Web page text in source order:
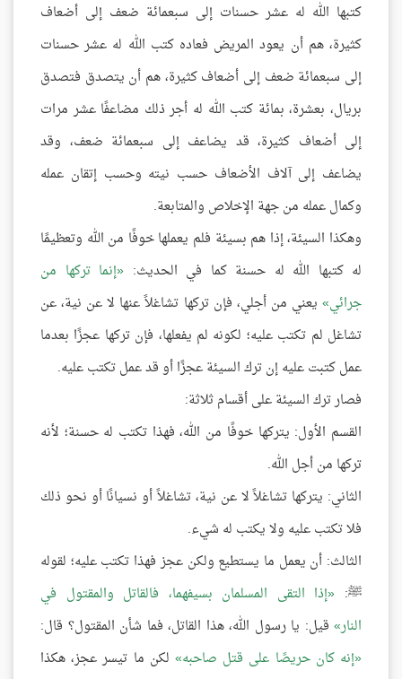
كتبها الله له عشر حسنات إلى سبعمائة ضعف إلى أضعاف
كثيرة، هم أن يعود المريض فعاده كتب الله له عشر حسنات
إلى سبعمائة ضعف إلى أضعاف كثيرة، هم أن يتصدق فتصدق
بريال، بعشرة، بمائة كتب الله له أجر ذلك مضاعفًا عشر مرات
إلى أضعاف كثيرة، قد يضاعف إلى سبعمائة ضعف، وقد
يضاعف إلى آلاف الأضعاف حسب نيته وحسب إتقان عمله
وكمال عمله من جهة الإخلاص والمتابعة.
وهكذا السيئة، إذا هم بسيئة فلم يعملها خوفًا من الله وتعظيمًا
له كتبها الله له حسنة كما في الحديث:
إنما تركها من
جرائي يعني من أجلي، فإن تركها تشاغلاً عنها لا عن نية، عن
تشاغل لم تكتب عليه؛ لكونه لم يفعلها، فإن تركها عجزًا بعدما
عمل كتبت عليه إن ترك السيئة عجزًا أو قد عمل تكتب عليه.
فصار ترك السيئة على أقسام ثلاثة:
القسم الأول: يتركها خوفًا من الله، فهذا تكتب له حسنة؛ لأنه
تركها من أجل الله.
الثاني: يتركها تشاغلاً لا عن نية، تشاغلاً أو نسيانًا أو نحو ذلك
فلا تكتب عليه ولا يكتب له شيء.
الثالث: أن يعمل ما يستطيع ولكن عجز فهذا تكتب عليه؛ لقوله
ﷺ:
إذا التقى المسلمان بسيفهما، فالقاتل والمقتول في
النار قيل: يا رسول الله، هذا القاتل، فما شأن المقتول؟ قال:
إنه كان حريصًا على قتل صاحبه لكن ما تيسر عجز، هكذا